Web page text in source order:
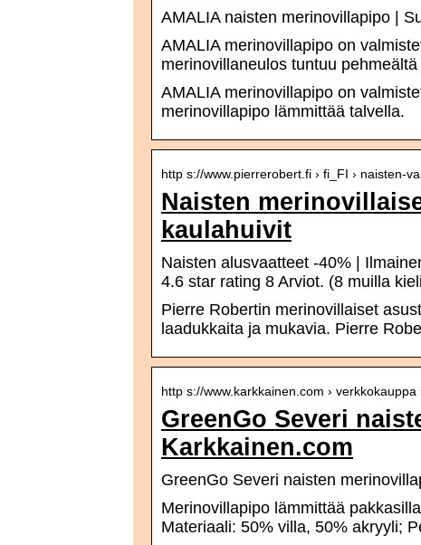
AMALIA naisten merinovillapipo |
AMALIA merinovillapipo on
merinovillaneulos tuntuu
AMALIA merinovillapipo on
merinovillapipo lämmittää talvella.
http s://www.pierrerobert.fi › fi_FI › naisten-
Naisten
kaulahuivit
Naisten alusvaatteet -40% |
4.6 star rating 8 Arviot. (8 muilla
Pierre Robertin merinovillaiset
laadukkaita ja mukavia. Pierre
http s://www.karkkainen.com ›
GreenGo Severi
Karkkainen.com
GreenGo Severi naisten
Merinovillapipo lämmittää
Materiaali: 50% villa, 50% akryyli;